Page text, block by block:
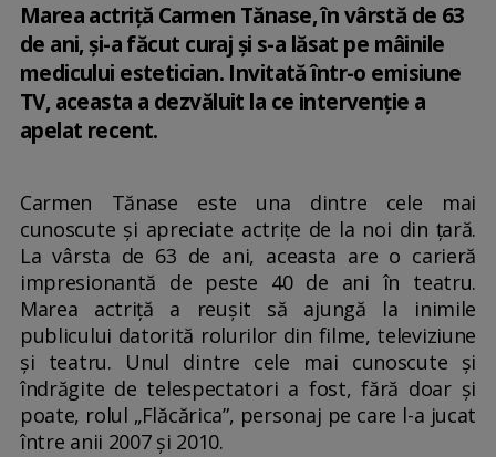
Marea actriță Carmen Tănase, în vârstă de 63
de ani, și-a făcut curaj și s-a lăsat pe mâinile
medicului estetician. Invitată într-o emisiune
TV, aceasta a dezvăluit la ce intervenție a
apelat recent.
Carmen Tănase este una dintre cele mai
cunoscute și apreciate actrițe de la noi din țară.
La vârsta de 63 de ani, aceasta are o carieră
impresionantă de peste 40 de ani în teatru.
Marea actriță a reușit să ajungă la inimile
publicului datorită rolurilor din filme, televiziune
și teatru. Unul dintre cele mai cunoscute și
îndrăgite de telespectatori a fost, fără doar și
poate, rolul „Flăcărica”, personaj pe care l-a jucat
între anii 2007 şi 2010.